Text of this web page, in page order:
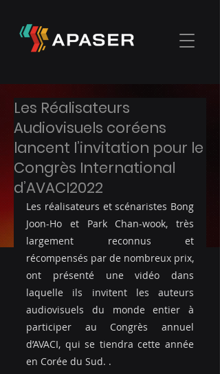
Les Réalisateurs
Audiovisuels coréens
lancent l’invitation pour le
Congrès International
d’AVACI2022
Les réalisateurs et scénaristes Bong
Joon-Ho et Park Chan-wook, très
largement reconnus et
récompensés par de nombreux prix,
ont présenté une vidéo dans
laquelle ils invitent les auteurs
audiovisuels du monde entier à
participer au Congrès annuel
d’AVACI, qui se tiendra cette année
en Corée du Sud. .